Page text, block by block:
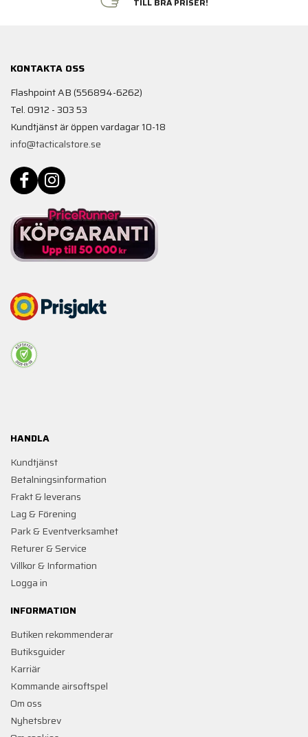
KONTAKTA OSS
Flashpoint AB (556894-6262)
Tel. 0912 - 303 53
Kundtjänst är öppen vardagar 10-18
info@tacticalstore.se
HANDLA
Kundtjänst
Betalningsinformation
Frakt & leverans
Lag & Förening
Park & Eventverksamhet
Returer & Service
Villkor & Information
Logga in
INFORMATION
Butiken rekommenderar
Butiksguider
Karriär
Kommande airsoftspel
Om oss
Nyhetsbrev